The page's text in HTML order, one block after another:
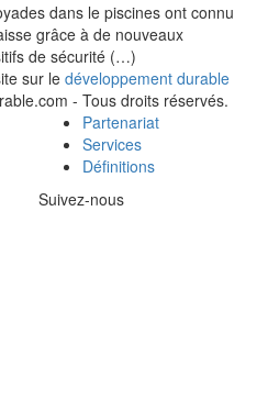
dans le piscines ont connu
grâce à de nouveaux
de sécurité (…)
sur le développement durable
- Tous droits réservés.
Partenariat
Services
Définitions
Suivez-nous